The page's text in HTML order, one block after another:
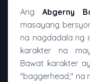
Ang Abgerny
masayang
na nagdadala ng
karakter na
Bawat karakter
"baggerhead," na